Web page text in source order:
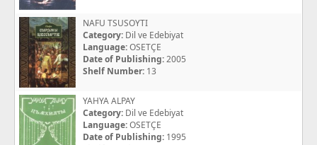
NAFU TSUSOYTI
Category: Dil ve Edebiyat
Language:OSETÇE
Date of Publishing:2005
Shelf Number: 13
YAHYA ALPAY
Category: Dil ve Edebiyat
Language:OSETÇE
Date of Publishing: 1995